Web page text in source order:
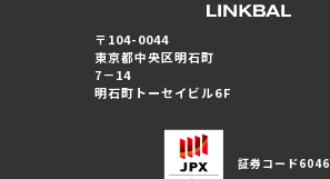
婚活パーティー（東京）
婚活パーティー（大阪）
PRIVACY POLICY
〒104-0044
東京都中央区明石町
7－14
明石町トーセイビル6F
証券コード6046